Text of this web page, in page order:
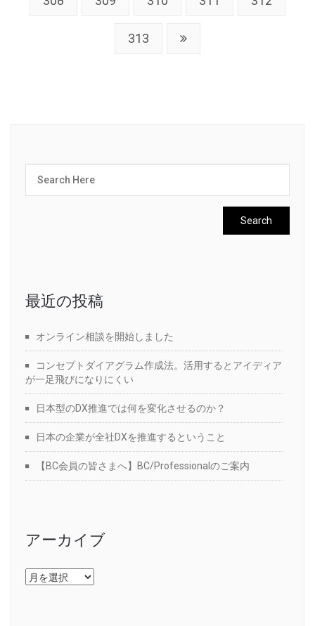
313
最近の投稿
オンライン相談を開始しました
コンセプトダイアグラム作成法。活用するとアイディア
が一足飛びになりにくい
日本型のDX推進では何を変化させるのか？
日本の企業が全社DXを推進するということ
【BC会員の皆さまへ】BC/Professionalのご案内
アーカイブ
ア
ー